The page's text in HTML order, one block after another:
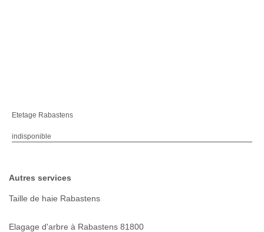
Etetage Rabastens
indisponible
Autres services
Taille de haie Rabastens
Elagage d'arbre à Rabastens 81800